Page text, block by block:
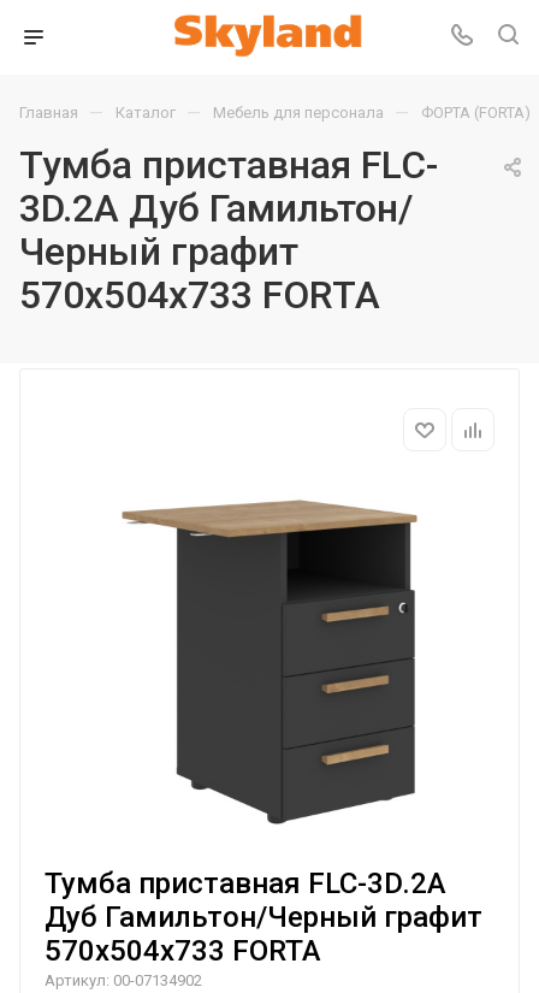
Главная — Каталог — Мебель для персонала — ФОРТА (FORTA)
Тумба приставная FLC-
3D.2A Дуб Гамильтон/
Черный графит
570х504х733 FORTA
Тумба приставная FLC-3D.2A
Дуб Гамильтон/Черный графит
570х504х733 FORTA
Артикул: 00-07134902